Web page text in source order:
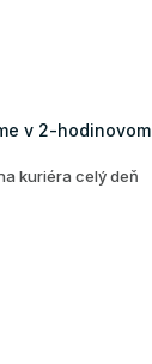
v 2-hodinovom
kuriéra celý deň